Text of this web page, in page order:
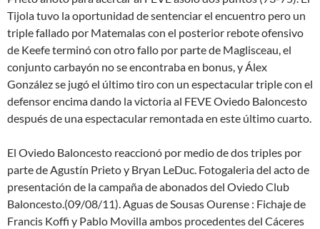
Tijola tuvo la oportunidad de sentenciar el encuentro pero un
triple fallado por Matemalas con el posterior rebote ofensivo
de Keefe terminó con otro fallo por parte de Maglisceau, el
conjunto carbayón no se encontraba en bonus, y Álex
González se jugó el último tiro con un espectacular triple con el
defensor encima dando la victoria al FEVE Oviedo Baloncesto
después de una espectacular remontada en este último cuarto.
El Oviedo Baloncesto reaccionó por medio de dos triples por
parte de Agustín Prieto y Bryan LeDuc. Fotogaleria del acto de
presentación de la campaña de abonados del Oviedo Club
Baloncesto.(09/08/11). Aguas de Sousas Ourense : Fichaje de
Francis Koffi y Pablo Movilla ambos procedentes del Cáceres